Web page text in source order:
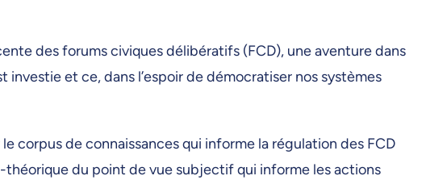
des forums civiques délibératifs (FCD), une aventure dans
et ce, dans l’espoir de démocratiser nos systèmes
corpus de connaissances qui informe la régulation des FCD
du point de vue subjectif qui informe les actions